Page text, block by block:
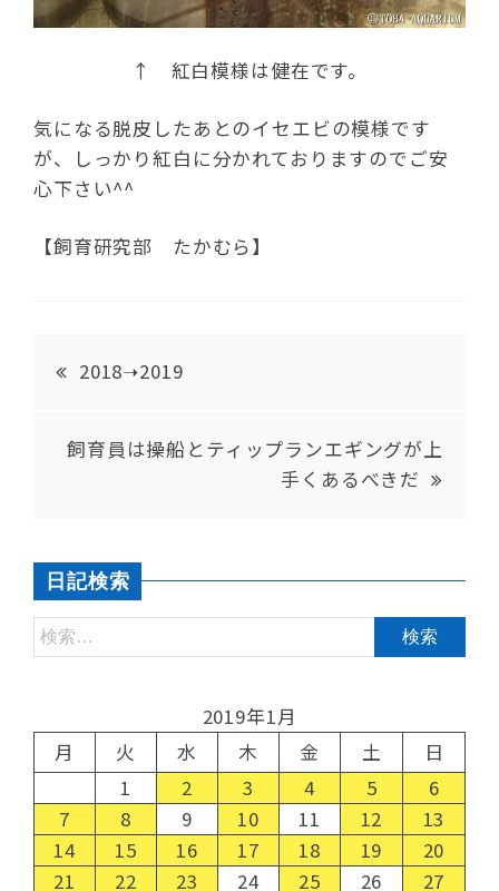
↑ 紅白模様は健在です。
気になる脱皮したあとのイセエビの模様です
が、しっかり紅白に分かれておりますのでご安
心下さい^^
【飼育研究部 たかむら】
2018➝2019
飼育員は操船とティップランエギングが上
手くあるべきだ
日記検索
2019年1月
月
火 水 木 金 土
日
1
2 3 4 5
6
7
8 9 10 11 12
13
14
15 16 17 18 19
20
21
22 23 24 25 26
27